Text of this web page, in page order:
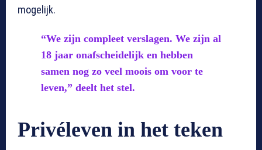
mogelijk.
“We zijn compleet verslagen. We zijn al
18 jaar onafscheidelijk en hebben
samen nog zo veel moois om voor te
leven,” deelt het stel.
Privéleven in het teken